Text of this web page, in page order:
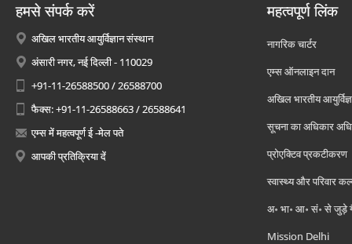
हमसे संपर्क करें
अखिल भारतीय आयुर्विज्ञान संस्थान
अंसारी नगर, नई दिल्ली - 110029
+91-11-26588500 / 26588700
फैक्स: +91-11-26588663 / 26588641
एम्स में महत्वपूर्ण ई -मेल पते
आपकी प्रतिक्रिया दें
महत्वपूर्ण लिंक
नागरिक चार्टर
एम्स ऑनलाइन दान
अखिल भारतीय
सूचना का अधिकार
प्रोएक्टिव प्रकटीकरण
स्वास्थ्य और परिवार
अ॰ भा॰ आ॰ सं॰ से जुड़े
Mission Delhi